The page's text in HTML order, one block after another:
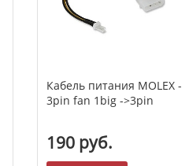
Кабель питания MOLEX -
3pin fan 1big ->3pin
190 руб.